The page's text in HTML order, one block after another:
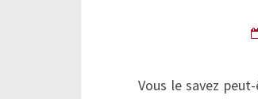
Vous le savez